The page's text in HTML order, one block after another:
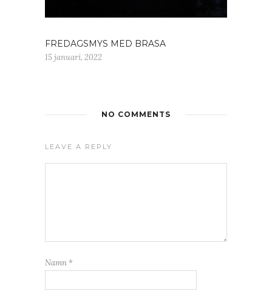
FREDAGSMYS MED BRASA
15 januari, 2022
NO COMMENTS
LEAVE A REPLY
Namn *